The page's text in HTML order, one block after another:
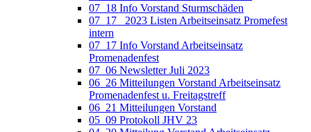
07_18 Info Vorstand Sturmschäden
07_17 _2023 Listen Arbeitseinsatz Promefest
intern
07_17 Info Vorstand Arbeitseinsatz
Promenadenfest
07_06 Newsletter Juli 2023
06_26 Mitteilungen Vorstand Arbeitseinsatz
Promenadenfest u. Freitagstreff
06_21 Mitteilungen Vorstand
05_09 Protokoll JHV 23